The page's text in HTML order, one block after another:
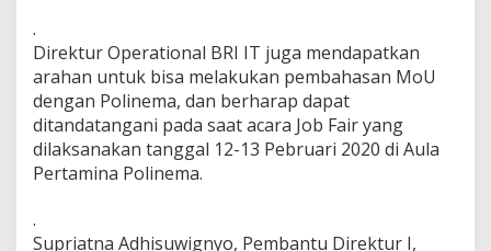
.
Direktur Operational BRI IT juga mendapatkan
arahan untuk bisa melakukan pembahasan MoU
dengan Polinema, dan berharap dapat
ditandatangani pada saat acara Job Fair yang
dilaksanakan tanggal 12-13 Pebruari 2020 di Aula
Pertamina Polinema.
.
Supriatna Adhisuwignyo, Pembantu Direktur I,